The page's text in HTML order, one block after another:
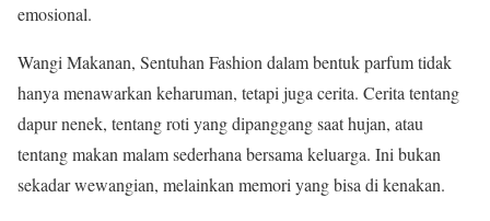
emosional.
Wangi Makanan, Sentuhan Fashion dalam bentuk parfum tidak
hanya menawarkan keharuman, tetapi juga cerita. Cerita tentang
dapur nenek, tentang roti yang dipanggang saat hujan, atau
tentang makan malam sederhana bersama keluarga. Ini bukan
sekadar wewangian, melainkan memori yang bisa di kenakan.